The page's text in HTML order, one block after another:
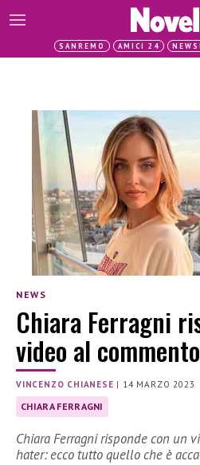
SANREMO AMICI 24
NEWS
Chiara Ferragni
video al
VINCENZO CHIANESE | 14 MARZO 2023
CHIARA FERRAGNI
Chiara Ferragni risponde con un
hater: ecco tutto quello che è